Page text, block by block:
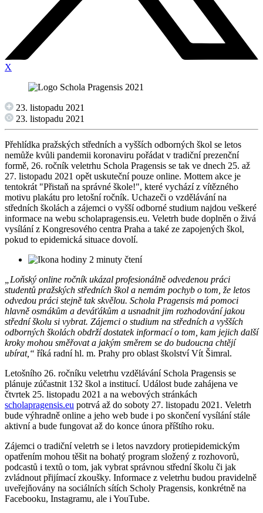
X
23. listopadu 2021
23. listopadu 2021
Přehlídka pražských středních a vyšších odborných škol se letos
nemůže kvůli pandemii koronaviru pořádat v tradiční prezenční
formě, 26. ročník veletrhu Schola Pragensis se tak ve dnech 25. až
27. listopadu 2021 opět uskuteční pouze online. Mottem akce je
tentokrát "Přistaň na správné škole!", které vychází z vítězného
motivu plakátu pro letošní ročník. Uchazeči o vzdělávání na
středních školách a zájemci o vyšší odborné studium najdou veškeré
informace na webu scholapragensis.eu. Veletrh bude doplněn o živá
vysílání z Kongresového centra Praha a také ze zapojených škol,
pokud to epidemická situace dovolí.
2 minuty čtení
„Loňský online ročník ukázal profesionálně odvedenou práci
studentů pražských středních škol a nemám pochyb o tom, že letos
odvedou práci stejně tak skvělou. Schola Pragensis má pomoci
hlavně osmákům a deváťákům a usnadnit jim rozhodování jakou
střední školu si vybrat. Zájemci o studium na středních a vyšších
odborných školách obdrží dostatek informací o tom, kam jejich další
kroky mohou směřovat a jakým směrem se do budoucna chtějí
ubírat,“ říká radní hl. m. Prahy pro oblast školství Vít Šimral.
Letošního 26. ročníku veletrhu vzdělávání Schola Pragensis se
plánuje zúčastnit 132 škol a institucí. Událost bude zahájena ve
čtvrtek 25. listopadu 2021 a na webových stránkách
scholapragensis.eu potrvá až do soboty 27. listopadu 2021. Veletrh
bude výhradně online a jeho web bude i po skončení vysílání stále
aktivní a bude fungovat až do konce února příštího roku.
Zájemci o tradiční veletrh se i letos navzdory protiepidemickým
opatřením mohou těšit na bohatý program složený z rozhovorů,
podcastů i textů o tom, jak vybrat správnou střední školu či jak
zvládnout přijímací zkoušky. Informace z veletrhu budou pravidelně
uveřejňovány na sociálních sítích Scholy Pragensis, konkrétně na
Facebooku, Instagramu, ale i YouTube.